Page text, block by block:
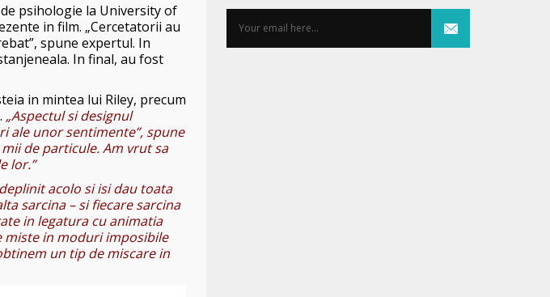
psihologie la University of
in film. „Cercetatorii au
spune expertul. In
In final, au fost
in mintea lui Riley, precum
„Aspectul si designul
ale unor sentimente”, spune
de particule. Am vrut sa
lor.”
acolo si isi dau toata
sarcina – si fiecare sarcina
in legatura cu animatia
miste in moduri imposibile
un tip de miscare in